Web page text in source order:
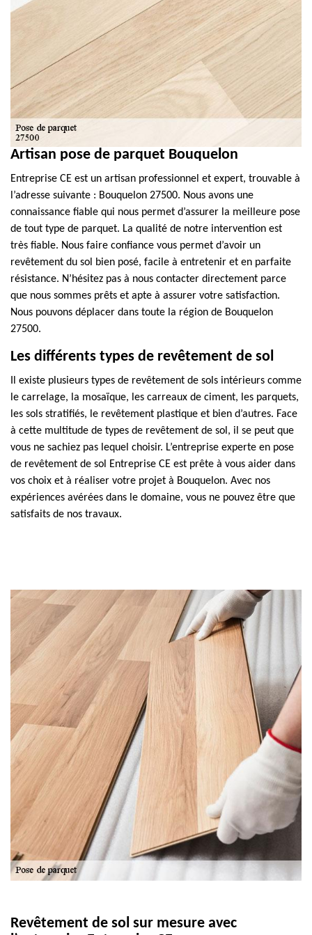
Artisan pose de parquet Bouquelon
Entreprise CE est un artisan professionnel et expert, trouvable à
l’adresse suivante : Bouquelon 27500. Nous avons une
connaissance fiable qui nous permet d’assurer la meilleure pose
de tout type de parquet. La qualité de notre intervention est
très fiable. Nous faire confiance vous permet d’avoir un
revêtement du sol bien posé, facile à entretenir et en parfaite
résistance. N’hésitez pas à nous contacter directement parce
que nous sommes prêts et apte à assurer votre satisfaction.
Nous pouvons déplacer dans toute la région de Bouquelon
27500.
Les différents types de revêtement de sol
Il existe plusieurs types de revêtement de sols intérieurs comme
le carrelage, la mosaïque, les carreaux de ciment, les parquets,
les sols stratifiés, le revêtement plastique et bien d’autres. Face
à cette multitude de types de revêtement de sol, il se peut que
vous ne sachiez pas lequel choisir. L’entreprise experte en pose
de revêtement de sol Entreprise CE est prête à vous aider dans
vos choix et à réaliser votre projet à Bouquelon. Avec nos
expériences avérées dans le domaine, vous ne pouvez être que
satisfaits de nos travaux.
Revêtement de sol sur mesure avec